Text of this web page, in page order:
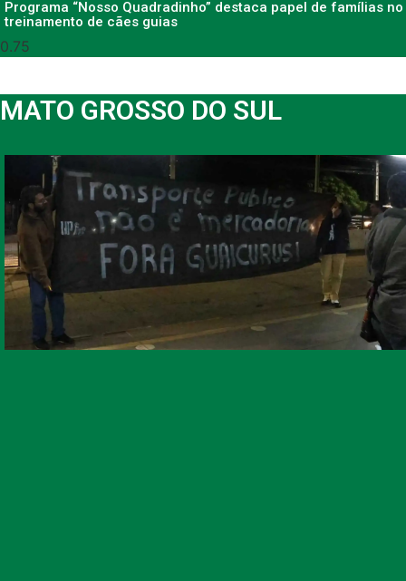
Programa “Nosso Quadradinho” destaca papel de famílias no
treinamento de cães guias
MATO GROSSO DO SUL